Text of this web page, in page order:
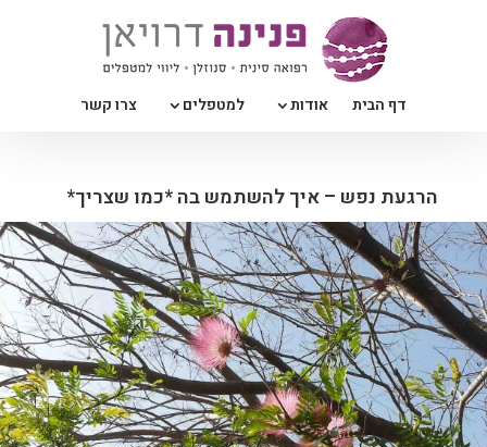
דף הבית אודות למטפלים צרו קשר
הרגעת נפש – איך להשתמש בה *כמו שצריך*